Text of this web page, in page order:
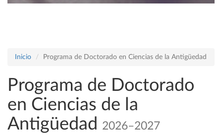
Inicio Programa de Doctorado en Ciencias de la Antigüedad
Programa de Doctorado
en Ciencias de la
Antigüedad
2026–2027